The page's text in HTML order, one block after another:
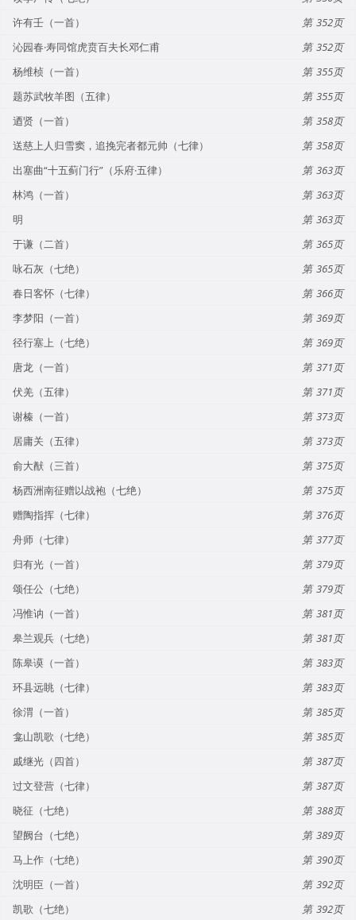
许有壬（一首）
352
沁园春·寿同馆虎贲百夫长邓仁甫
352
杨维桢（一首）
355
题苏武牧羊图（五律）
355
迺贤（一首）
358
送慈上人归雪窦，追挽完者都元帅（七律）
358
出塞曲“十五蓟门行”（乐府·五律）
363
林鸿（一首）
363
明
363
于谦（二首）
365
咏石灰（七绝）
365
春日客怀（七律）
366
李梦阳（一首）
369
径行塞上（七绝）
369
唐龙（一首）
371
伏羌（五律）
371
谢榛（一首）
373
居庸关（五律）
373
俞大猷（三首）
375
杨西洲南征赠以战袍（七绝）
375
赠陶指挥（七律）
376
舟师（七律）
377
归有光（一首）
379
颂任公（七绝）
379
冯惟讷（一首）
381
皋兰观兵（七绝）
381
陈皋谟（一首）
383
环县远眺（七律）
383
徐渭（一首）
385
龛山凯歌（七绝）
385
戚继光（四首）
387
过文登营（七律）
387
晓征（七绝）
388
望阙台（七绝）
389
马上作（七绝）
390
沈明臣（一首）
392
凯歌（七绝）
392